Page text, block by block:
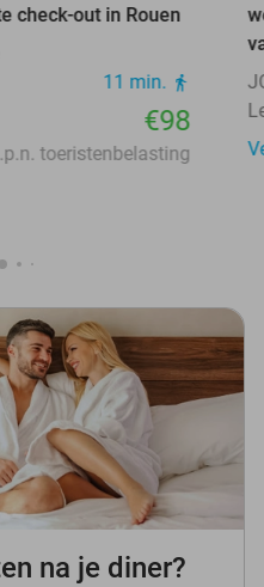
check-out in Rouen
11 min.
€98
toeristenbelasting
na je diner?